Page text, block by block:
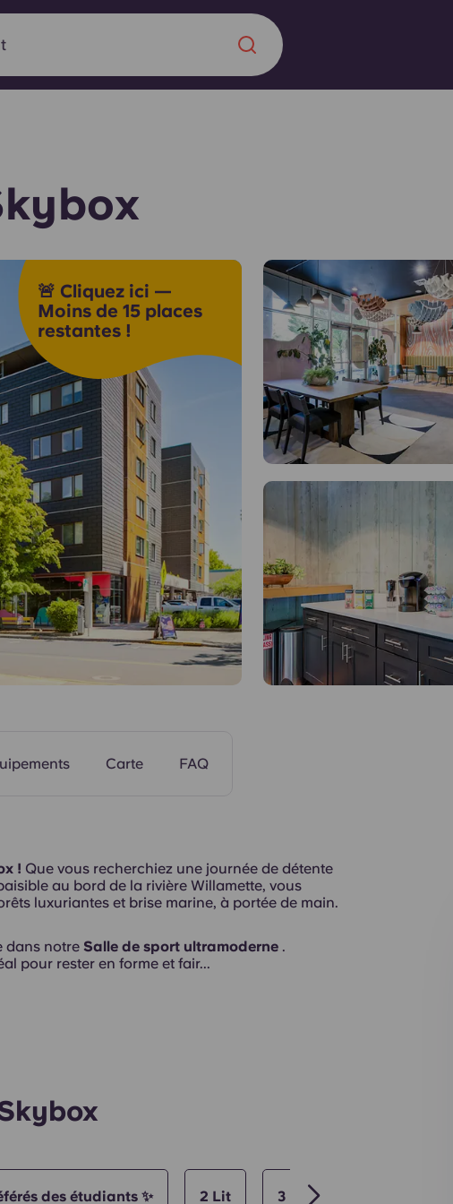
garde d'une
étudiant
l'entreprise] avec
des moments
À propos de
FAQ
Blog
🚨 Cliquez ici —
Moins de 15 places
restantes !
Salon TV
Carte FAQ
! Que vous recherchiez une journée de détente
au bord de la rivière Willamette, vous
luxuriantes et brise marine, à portée de main.
dans notre Salle de sport ultramoderne .
pour rester en forme et fair...
des étudiants ✨ 2 Lit 3 Lit